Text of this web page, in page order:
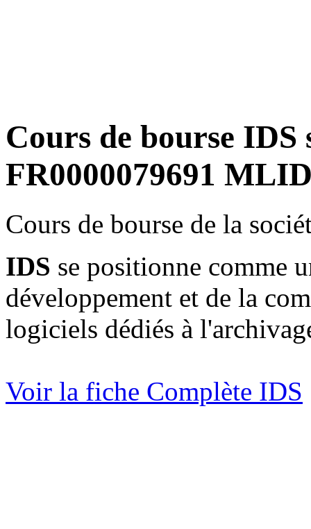
Cours de bourse IDS
FR0000079691
Cours de bourse de la
IDS se positionne comme
développement et de la
logiciels dédiés à
Voir la fiche Complète IDS